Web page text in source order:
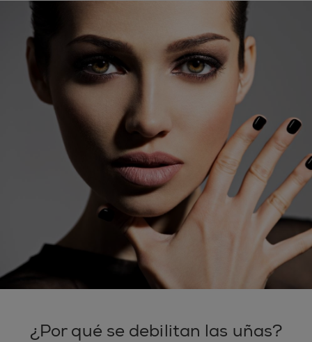
¿Por qué se debilitan las uñas?